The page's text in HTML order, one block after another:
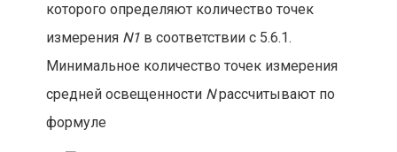
которого определяют количество точек
измерения N1в соответствии с 5.6.1.
Минимальное количество точек измерения
средней освещенности Nрассчитывают по
формуле